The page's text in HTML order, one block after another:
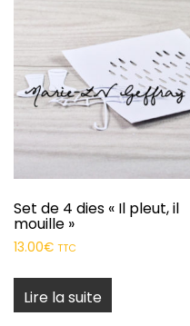
Set de 4 dies « Il pleut, il
mouille »
13.00€ TTC
Lire la suite